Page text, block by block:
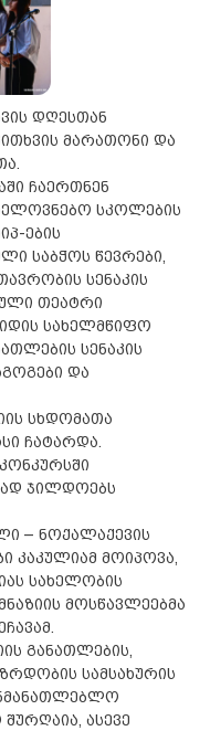
დღესთან
მარათონი და
ჩაერთნენ
სკოლების
ების
საბჭოს წევრები,
სენაკის
თეატრი
სახელმწიფო
სენაკის
და
სხდომათა
ჩატარდა.
ჯილდოებს
– ნოქალაქევის
კაკულიამ მოიპოვა,
სახელობის
მოსწავლეებმა
განათლების,
სამსახურის
ასევე